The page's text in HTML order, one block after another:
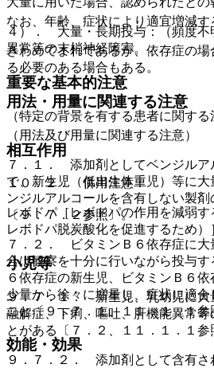
４）． 大量・長期投与：（頻度不
異常等の末梢神経障害。
重要な基本的注意
（特定の背景を有する患者に関する
相互作用
１０．２． 併用注意：
レボドパ［レボドパの作用を減弱
レボドパ脱炭酸化を促進するため）
小児等
９．７．１． 新生児、乳幼児に大
融解症、下痢、嘔吐、肝機能異常等
とがある〔７．２、１１．１．１参
９．７．２． 添加剤として含有さ
なお、年齢、症状により適宜増減す
きわめてまれであるが、依存症の
る必要のある場合もある。
用法・用量に関連する注意
（用法及び用量に関連する注意）
７．１． 添加剤としてベンジルア
で、新生児（低出生体重児）等に
ンジルアルコールを含有しない製
〔９．７．２参照〕。
７．２． ビタミンＢ６依存症に大
合は観察を十分に行いながら投与す
６依存症の新生児、ビタミンＢ６
少量から徐々に増量し、症状に適
こと〔９．７．１、１１．１．１参
効能・効果